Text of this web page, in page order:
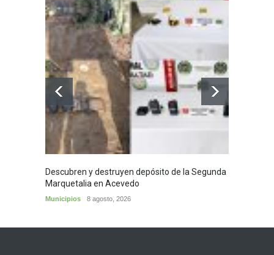
Descubren y destruyen depósito de la Segunda
Marquetalia en Acevedo
Municipios 8 agosto, 2026